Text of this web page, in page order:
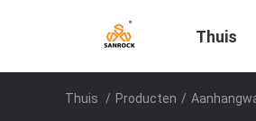
Thuis
Thuis / Producten /